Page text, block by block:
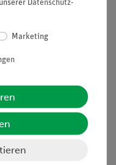
& Schulungen
Daten­schutz­
Marketing